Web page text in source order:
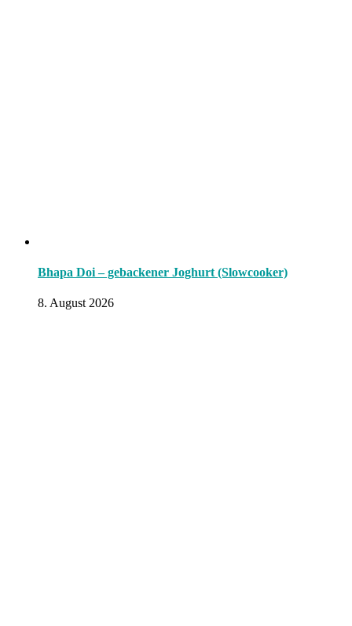
Bhapa Doi – gebackener Joghurt (Slowcooker)
8. August 2026